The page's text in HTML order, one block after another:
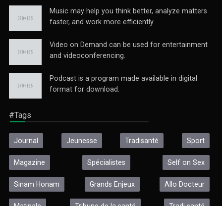
Music may help you think better, analyze matters
faster, and work more efficiently.
Video on Demand can be used for entertainment
and videoconferencing.
Podcast is a program made available in digital
format for download.
#Tags
Journal Jeunesse Tradisanté Sport
Magazine Spécialistes Self on Sex
Sinam Honam Grands Enjeux Allo Docteur